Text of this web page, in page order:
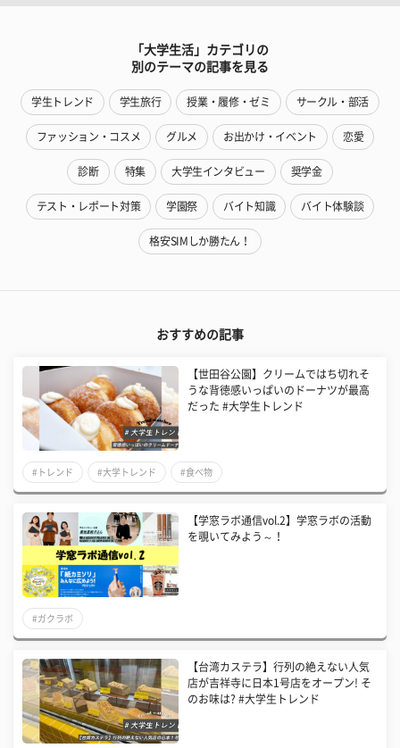
「大学生活」カテゴリの
別のテーマの記事を見る
学生トレンド 学生旅行 授業・履修・ゼミ サークル・部活
ファッション・コスメ グルメ お出かけ・イベント 恋愛
診断 特集 大学生インタビュー 奨学金
テスト・レポート対策 学園祭 バイト知識 バイト体験談
格安SIMしか勝たん！
おすすめの記事
【世田谷公園】クリームではち切れそ
うな背徳感いっぱいのドーナツが最高
だった #大学生トレンド
#トレンド #大学トレンド #食べ物
【学窓ラボ通信vol.2】学窓ラボの活動
を覗いてみよう～！
#ガクラボ
【台湾カステラ】行列の絶えない人気
店が吉祥寺に日本1号店をオープン! そ
のお味は? #大学生トレンド